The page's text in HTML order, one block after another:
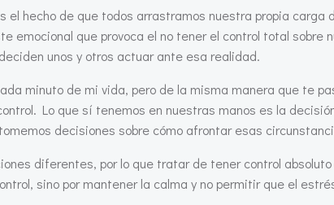
hecho de que todos arrastramos nuestra propia carga
emocional que provoca el no tener el control total
unos y otros actuar ante esa realidad.
minuto de mi vida, pero de la misma manera que te
Lo que sí tenemos en nuestras manos es la
decisiones sobre cómo afrontar esas
diferentes, por lo que tratar de tener control
sino por mantener la calma y no permitir que el